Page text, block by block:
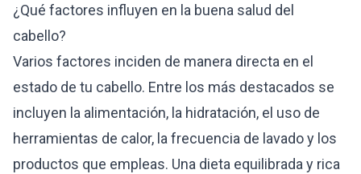
¿Qué factores influyen en la buena salud del
cabello?
Varios factores inciden de manera directa en el
estado de tu cabello. Entre los más destacados se
incluyen la alimentación, la hidratación, el uso de
herramientas de calor, la frecuencia de lavado y los
productos que empleas. Una dieta equilibrada y rica